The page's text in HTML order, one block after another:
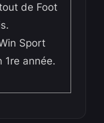
de Foot
Sport
1re année.